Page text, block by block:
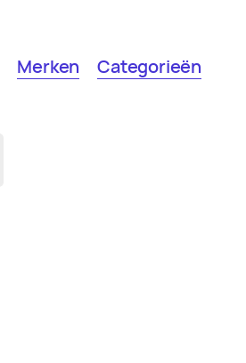
Merken Categorieën